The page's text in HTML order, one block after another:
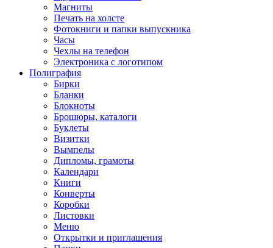
Магниты
Печать на холсте
Фотокниги и папки выпускника
Часы
Чехлы на телефон
Электроника с логотипом
Полиграфия
Бирки
Бланки
Блокноты
Брошюры, каталоги
Буклеты
Визитки
Вымпелы
Дипломы, грамоты
Календари
Книги
Конверты
Коробки
Листовки
Меню
Открытки и приглашения